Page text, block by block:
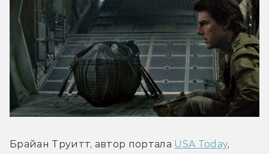
Брайан Труитт, автор портала USA Today,